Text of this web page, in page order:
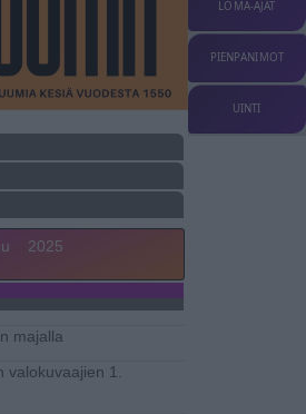
2025
majalla
1.
LOMA-AJAT
PIENPANIMOT
UINTI